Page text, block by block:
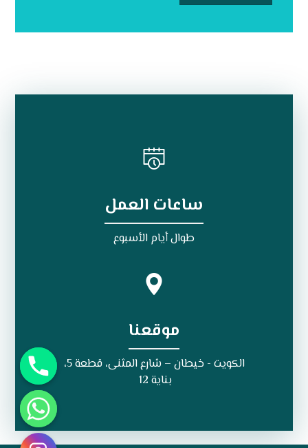
ساعات العمل
طوال أيام الأسبوع
موقعنا
الكويت - خيطان – شارع المثنى، قطعة 5،
بناية 12